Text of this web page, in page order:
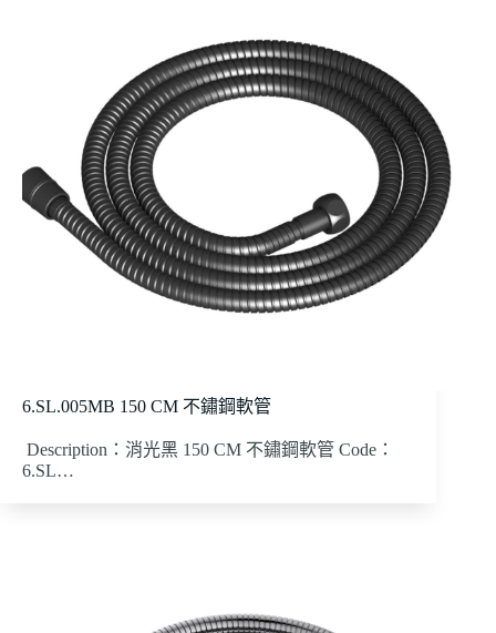
6.SL.005MB 150 CM 不鏽鋼軟管
Description：消光黑 150 CM 不鏽鋼軟管 Code：
6.SL…